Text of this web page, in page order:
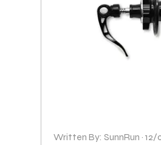
Written By: SunnRun ·